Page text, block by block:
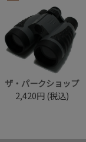
ザ・パークショップ
2,420円 (税込)